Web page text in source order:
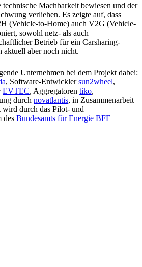
technische Machbarkeit bewiesen und der
verliehen. Es zeigte auf, dass
(Vehicle-to-Home) auch V2G (Vehicle-
sowohl netz- als auch
Betrieb für ein Carsharing-
aktuell aber noch nicht.
Unternehmen bei dem Projekt dabei:
, Software-Entwicklersun2wheel,
EVTEC, Aggregatoren tiko,
durch novatlantis, in Zusammenarbeit
wird durch das Pilot- und
des Bundesamts für Energie BFE